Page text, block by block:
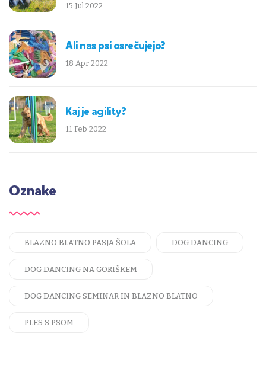
15 Jul 2022
Ali nas psi osrečujejo?
18 Apr 2022
Kaj je agility?
11 Feb 2022
Oznake
BLAZNO BLATNO PASJA ŠOLA DOG DANCING
DOG DANCING NA GORIŠKEM
DOG DANCING SEMINAR IN BLAZNO BLATNO
PLES S PSOM